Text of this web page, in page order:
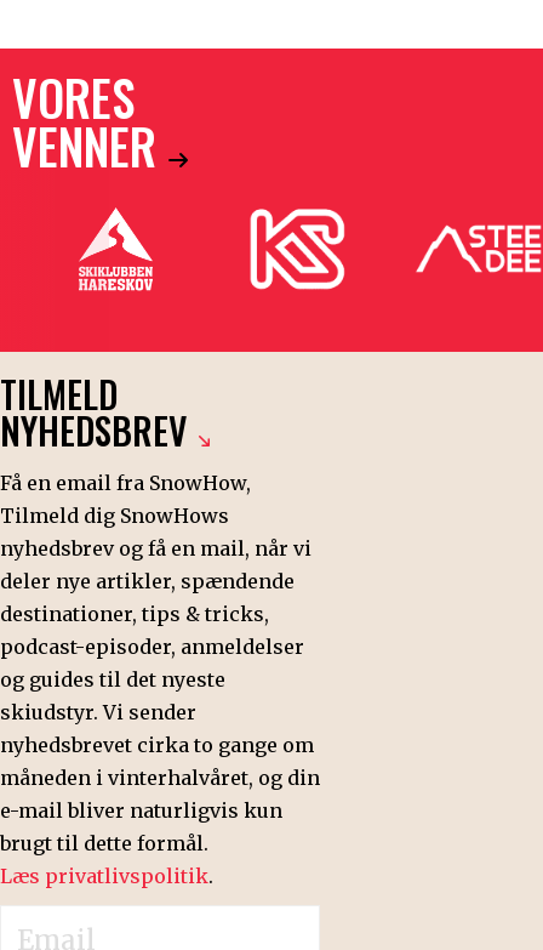
Freeride / offpiste
See less
POPULARITET
Danskerfavorit
Bus
Bil 2
Fly 2
TRANSPORTTID
6-10 timer 3
VORES
VENNER
TILMELD
NYHEDSBREV
Få en email fra SnowHow,
Tilmeld dig SnowHows
nyhedsbrev og få en mail, når vi
deler nye artikler, spændende
destinationer, tips & tricks,
podcast-episoder, anmeldelser
og guides til det nyeste
skiudstyr. Vi sender
nyhedsbrevet cirka to gange om
måneden i vinterhalvåret, og din
e-mail bliver naturligvis kun
brugt til dette formål.
Læs privatlivspolitik.